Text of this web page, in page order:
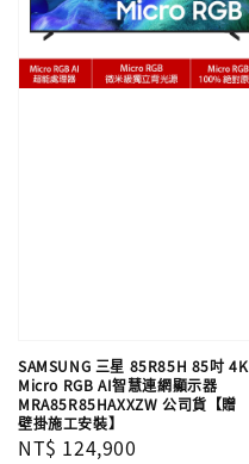
SAMSUNG 三星 85R85H 85吋 4K
Micro RGB AI智慧連網顯示器
MRA85R85HAXXZW 公司貨【贈
壁掛施工安裝】
Regular
NT$ 124,900